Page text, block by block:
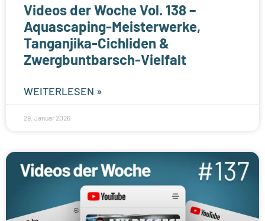
Videos der Woche Vol. 138 –
Aquascaping-Meisterwerke,
Tanganjika-Cichliden &
Zwergbuntbarsch-Vielfalt
WEITERLESEN »
29. Januar 2026